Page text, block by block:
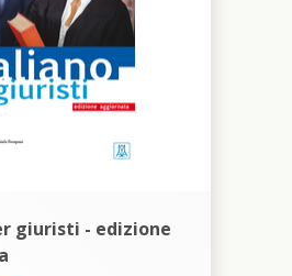
giuristi - edizione